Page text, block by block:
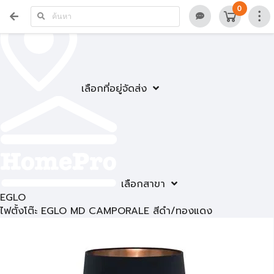
เลือกที่อยู่จัดส่ง
เลือกสาขา
0
EGLO
ไฟตั้งโต๊ะ EGLO MD CAMPORALE สีดำ/ทองแดง